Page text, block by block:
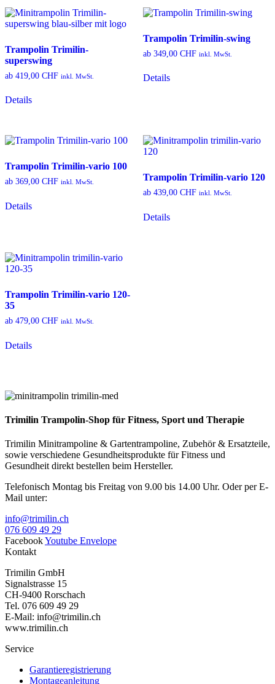
auf.
Die
können
auf
der
werden
auf.
Optionen
können
Produktseite
Trampolin Trimilin-
superswing
ab 419,00 CHF inkl. MwSt.
DetailsProdukt
auf.
Optionen
können
Produktseite
Trampolin Trimilin-swing
ab 349,00 CHF inkl. MwSt.
DetailsProdukt
Optionen
der
Produktseite
Trampolin Trimilin-vario 100
ab 369,00 CHF inkl. MwSt.
DetailsProdukt
Die
Optionen
auf
Produktseite
Trampolin Trimilin-vario 120
ab 439,00 CHF inkl. MwSt.
DetailsProdukt
Trampolin Trimilin-vario 120-
35
ab 479,00 CHF inkl. MwSt.
DetailsProdukt
Die
können
der
Produktseite
gewählt
Trimilin Trampolin-Shop für Fitness, Sport und Therapie
Trimilin Minitrampoline & Gartentrampoline, Zubehör & Ersatzteile,
sowie verschiedene Gesundheitsprodukte für Fitness und
Gesundheit direkt bestellen beim Hersteller.
Telefonisch Montag bis Freitag von 9.00 bis 14.00 Uhr. Oder per E-
Mail unter:
info@trimilin.ch
076 609 49 29
FacebookYoutube Envelope
Kontakt
Trimilin GmbH
Signalstrasse 15
CH-9400 Rorschach
Tel. 076 609 49 29
E-Mail: info@trimilin.ch
www.trimilin.ch
Service
Garantieregistrierung
Montageanleitung